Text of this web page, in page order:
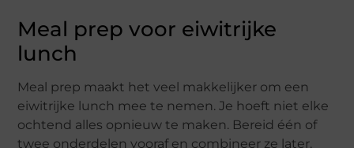
Meal prep voor eiwitrijke
lunch
Meal prep maakt het veel makkelijker om een
eiwitrijke lunch mee te nemen. Je hoeft niet elke
ochtend alles opnieuw te maken. Bereid één of
twee onderdelen vooraf en combineer ze later.